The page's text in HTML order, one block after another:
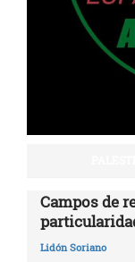
Campos de
Lidón Soriano